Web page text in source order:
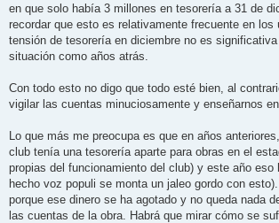
en que solo había 3 millones en tesorería a 31 de
recordar que esto es relativamente frecuente en los
tensión de tesorería en diciembre no es
situación como años atrás.
Con todo esto no digo que todo esté bien, al
vigilar las cuentas minuciosamente y enseñarnos
Lo que más me preocupa es que en años
club tenía una tesorería aparte para obras en el
propias del funcionamiento del club) y este año eso
hecho voz populi se monta un jaleo gordo con
porque ese dinero se ha agotado y no queda nada
las cuentas de la obra. Habrá que mirar cómo se